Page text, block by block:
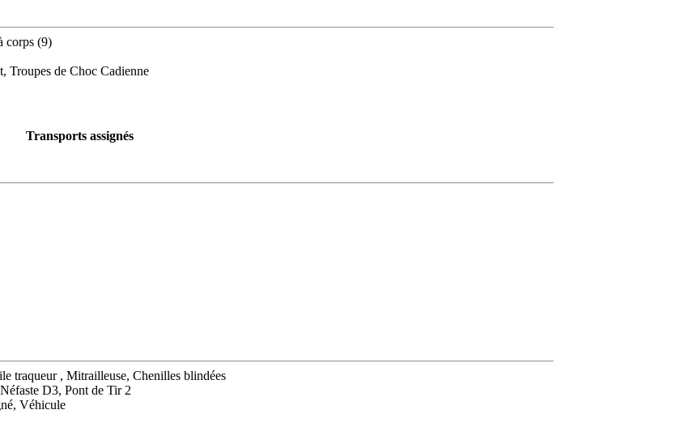
corps (9)
Troupes de Choc Cadienne
Transports assignés
traqueur , Mitrailleuse, Chenilles blindées
D3, Pont de Tir 2
Véhicule